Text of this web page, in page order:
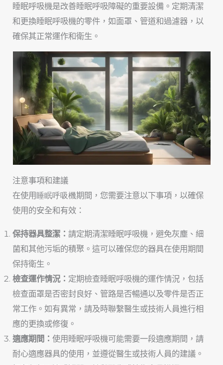
睡眠呼吸機是改善睡眠呼吸障礙的重要設備。定期清潔
和更換睡眠呼吸機的零件，如面罩、管道和過濾器，以
確保其正常運作和衛生。
注意事項和建議
在使用睡眠呼吸機期間，您需要注意以下事項，以確保
使用的安全和有效：
保持器具整潔：請定期清潔睡眠呼吸機，避免灰塵、細
菌和其他污垢的積聚。這可以確保您的器具在使用期間
保持衛生。
檢查運作情況： 定期檢查睡眠呼吸機的運作情況，包括
檢查面罩是否密封良好、管路是否暢通以及零件是否正
常工作。如有異常，請及時聯繫醫生或技術人員進行相
應的更換或修復。
適應期間：使用睡眠呼吸機可能需要一段適應期間，請
耐心適應器具的使用，並遵從醫生或技術人員的建議。